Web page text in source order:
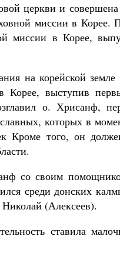
церкви и
миссии в Корее.
миссии в Корее,
на корейской
Корее, выступив
о. Хрисанф,
которых в
Кроме того, он
со своим
среди донских
(Алексеев).
ставила